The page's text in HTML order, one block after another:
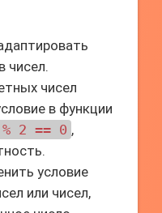
чисел.
чисел
в функции
2 == 0 ,
условие
или чисел,